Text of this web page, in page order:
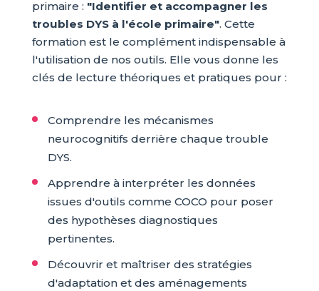
primaire : "Identifier et accompagner les
troubles DYS à l'école primaire". Cette
formation est le complément indispensable à
l'utilisation de nos outils. Elle vous donne les
clés de lecture théoriques et pratiques pour :
Comprendre les mécanismes
neurocognitifs derrière chaque trouble
DYS.
Apprendre à interpréter les données
issues d'outils comme COCO pour poser
des hypothèses diagnostiques
pertinentes.
Découvrir et maîtriser des stratégies
d'adaptation et des aménagements